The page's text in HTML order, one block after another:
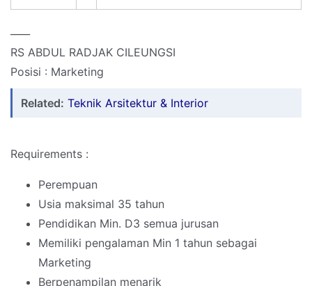
RS ABDUL RADJAK CILEUNGSI
Posisi : Marketing
Related: Teknik Arsitektur & Interior
Requirements :
Perempuan
Usia maksimal 35 tahun
Pendidikan Min. D3 semua jurusan
Memiliki pengalaman Min 1 tahun sebagai
Marketing
Berpenampilan menarik